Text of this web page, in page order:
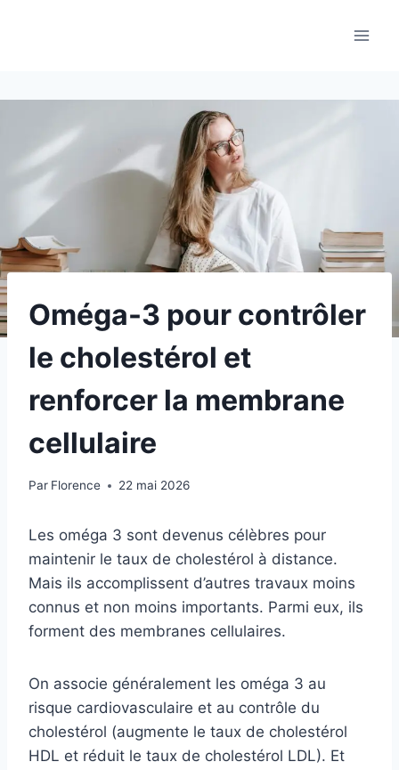
Oméga-3 pour contrôler
le cholestérol et
renforcer la membrane
cellulaire
Par Florence 22 mai 2026
Les oméga 3 sont devenus célèbres pour
maintenir le taux de cholestérol à distance.
Mais ils accomplissent d’autres travaux moins
connus et non moins importants. Parmi eux, ils
forment des membranes cellulaires.
On associe généralement les oméga 3 au
risque cardiovasculaire et au contrôle du
cholestérol (augmente le taux de cholestérol
HDL et réduit le taux de cholestérol LDL). Et